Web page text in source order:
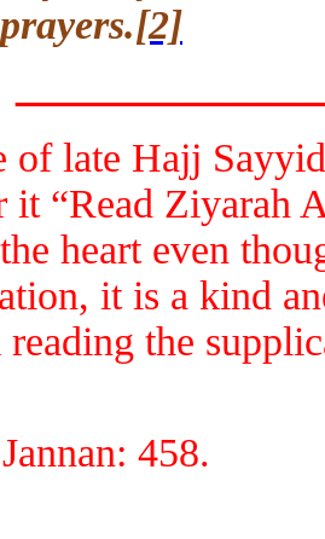
prayers.[2]
of late Hajj
it “Read
the heart even
it is a kind
reading the
Jannan: 458.